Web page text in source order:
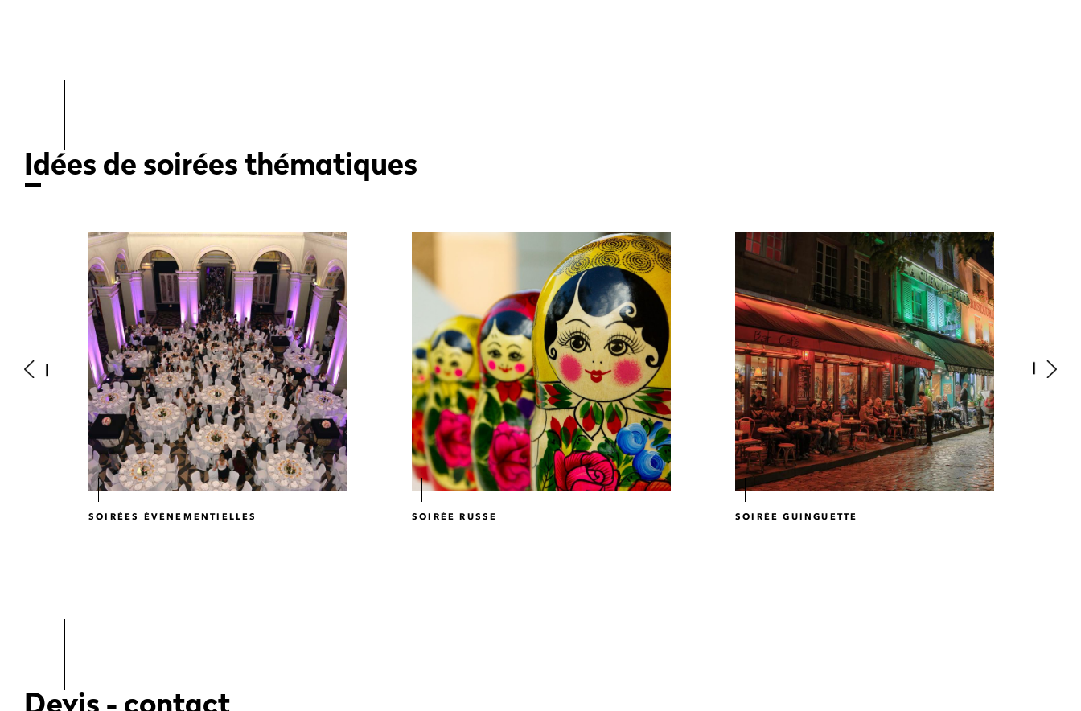
Idées de soirées thématiques
SOIRÉES ÉVÉNEMENTIELLES SOIRÉE RUSSE SOIRÉE GUINGUETTE